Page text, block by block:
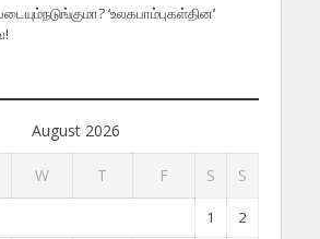
‘உலகபாம்புகள்தின’
August 2026
W T F S S
1 2